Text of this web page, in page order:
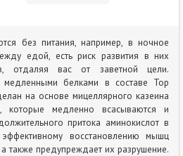
без питания, например, в ночное
едой, есть риск развития в них
отдаляя вас от заветной цели.
белками в составе Top
на основе мицеллярного казеина
которые медленно всасываются и
притока аминокислот в
восстановлению мышц
также предупреждает их разрушение.